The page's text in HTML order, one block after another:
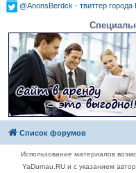
@AnonsBerdck - твиттер города
Список форумов
Использование материалов
YaDumau.RU и с указанием